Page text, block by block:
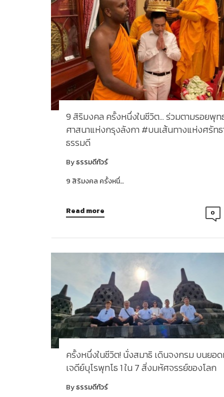
9 สิริมงคล ครั้งหนึ่งในชีวิต… ร่วมตามรอยพุท
ศาสนาแห่งกรุงลังกา #บนเส้นทางแห่งศรัท
ธรรมดี
Byธรรมดีทัวร์
9 สิริมงคล ครั้งหนึ่…
Read more 0
ครั้งหนึ่งในชีวิต! นั่งสมาธิ เดินจงกรม บนยอ
เจดีย์บุโรพุทโธ 1 ใน 7 สิ่งมหัศจรรย์ของโลก
Byธรรมดีทัวร์